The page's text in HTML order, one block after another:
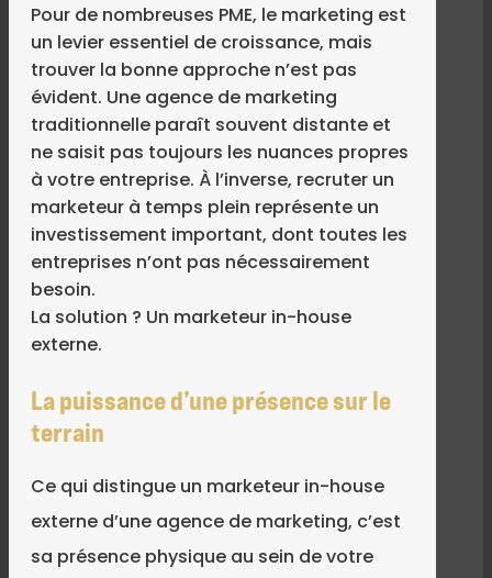
Pour de nombreuses PME, le marketing est
un levier essentiel de croissance, mais
trouver la bonne approche n’est pas
évident. Une agence de marketing
traditionnelle paraît souvent distante et
ne saisit pas toujours les nuances propres
à votre entreprise. À l’inverse, recruter un
marketeur à temps plein représente un
investissement important, dont toutes les
entreprises n’ont pas nécessairement
besoin.
La solution ? Un marketeur in-house
externe.
La puissance d’une présence sur le
terrain
Ce qui distingue un marketeur in-house
externe d’une agence de marketing, c’est
sa présence physique au sein de votre